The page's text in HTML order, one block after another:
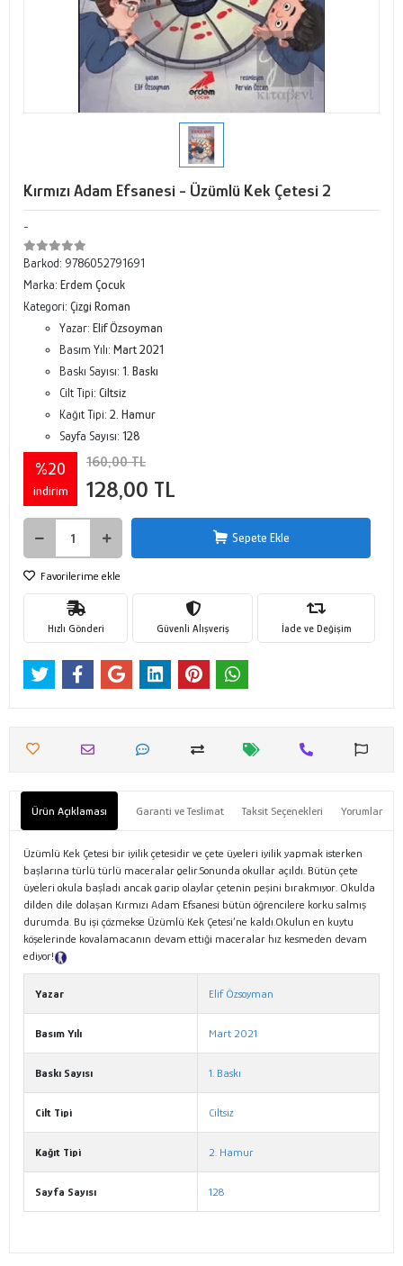
Kırmızı Adam Efsanesi - Üzümlü Kek Çetesi 2
-
Barkod: 9786052791691
Marka: Erdem Çocuk
Kategori: Çizgi Roman
Yazar: Elif Özsoyman
Basım Yılı: Mart 2021
Baskı Sayısı: 1. Baskı
Cilt Tipi: Ciltsiz
Kağıt Tipi: 2. Hamur
Sayfa Sayısı: 128
%20
indirim
160,00 TL
128,00 TL
Sepete Ekle
Favorilerime ekle
Hızlı Gönderi Güvenli Alışveriş İade ve Değişim
Ürün Açıklaması Garanti ve Teslimat Taksit Seçenekleri Yorumlar
Üzümlü Kek Çetesi bir iyilik çetesidir ve çete üyeleri iyilik yapmak isterken
başlarına türlü türlü maceralar gelir.Sonunda okullar açıldı. Bütün çete
üyeleri okula başladı ancak garip olaylar çetenin peşini bırakmıyor. Okulda
dilden dile dolaşan Kırmızı Adam Efsanesi bütün öğrencilere korku salmış
durumda. Bu işi çözmekse Üzümlü Kek Çetesi’ne kaldı.Okulun en kuytu
köşelerinde kovalamacanın devam ettiği maceralar hız kesmeden devam
ediyor!
Yazar Elif Özsoyman
Basım Yılı Mart 2021
Baskı Sayısı 1. Baskı
Cilt Tipi Ciltsiz
Kağıt Tipi 2. Hamur
Sayfa Sayısı 128